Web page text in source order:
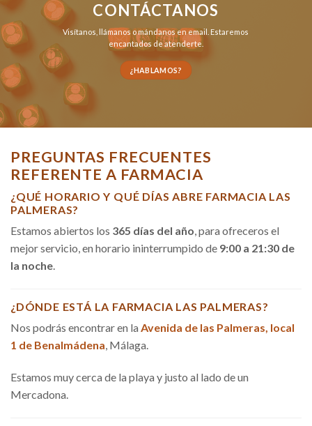
CONTÁCTANOS
Visítanos, llámanosomándanos en email . Estaremos
encantados de atenderte.
¿HABLAMOS?
PREGUNTAS FRECUENTES
REFERENTE A FARMACIA
¿QUÉ HORARIO Y QUÉ DÍAS ABRE FARMACIA LAS
PALMERAS?
Estamos abiertos los 365 días del año, para ofreceros el
mejor servicio, en horario ininterrumpido de 9:00 a 21:30 de
la noche.
¿DÓNDE ESTÁ LA FARMACIA LAS PALMERAS?
Nos podrás encontrar en la Avenida de las Palmeras, local
1 de Benalmádena, Málaga.
Estamos muy cerca de la playa y justo al lado de un
Mercadona.